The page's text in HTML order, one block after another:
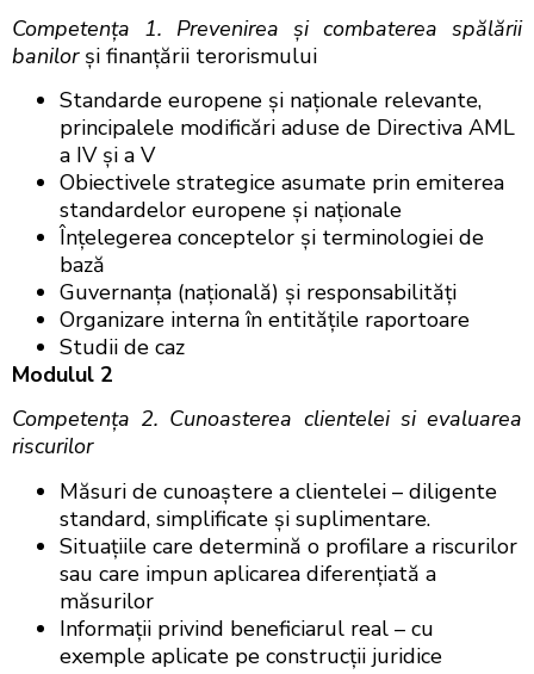
Competenţa 1. Prevenirea şi combaterea spălării
banilor şi finanţării terorismului
Standarde europene şi naționale relevante,
principalele modificări aduse de Directiva AML
a IV şi a V
Obiectivele strategice asumate prin emiterea
standardelor europene şi naționale
Înțelegerea conceptelor şi terminologiei de
bază
Guvernanţa (națională) şi responsabilități
Organizare interna în entitățile raportoare
Studii de caz
Modulul 2
Competenţa 2. Cunoasterea clientelei si evaluarea
riscurilor
Măsuri de cunoaştere a clientelei – diligente
standard, simplificate şi suplimentare.
Situaţiile care determină o profilare a riscurilor
sau care impun aplicarea diferenţiată a
măsurilor
Informații privind beneficiarul real – cu
exemple aplicate pe construcţii juridice